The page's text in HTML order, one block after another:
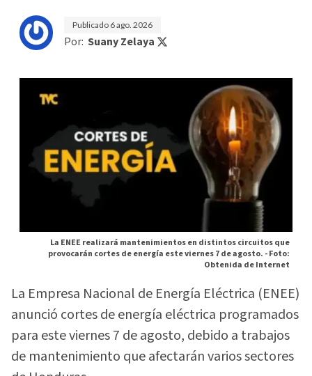
Publicado 6 ago. 2026
Por: Suany Zelaya
La ENEE realizará mantenimientos en distintos circuitos que
provocarán cortes de energía este viernes 7 de agosto. -Foto:
Obtenida de Internet
La Empresa Nacional de Energía Eléctrica (ENEE)
anunció cortes de energía eléctrica programados
para este viernes 7 de agosto, debido a trabajos
de mantenimiento que afectarán varios sectores